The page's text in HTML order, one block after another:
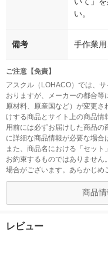
い。
備考 手作業用
ご注意【免責】
アスクル（LOHACO）では、
おりますが、メーカーの都合等
原材料、原産国など）が変更
けする商品とサイト上の商品
用前には必ずお届けした商品の
に詳細な商品情報が必要な場合
また、商品名における「セッ
お約束するものではありませ
場合がございます。あらかじめ
商品
レビュー